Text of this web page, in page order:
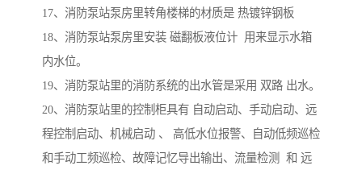
17、消防泵站泵房里转角楼梯的材质是 热镀锌钢板
18、消防泵站泵房里安装 磁翻板液位计 用来显示水箱
内水位。
19、消防泵站里的消防系统的出水管是采用 双路 出水。
20、消防泵站里的控制柜具有 自动启动、手动启动、远
程控制启动、机械启动 、 高低水位报警、自动低频巡检
和手动工频巡检、故障记忆导出输出、流量检测 和 远